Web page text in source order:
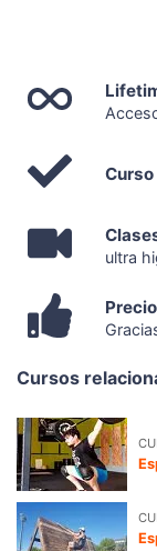
ultra
Cursos